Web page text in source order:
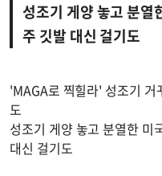
성조기 게양 놓고 분
주 깃발 대신 걸기도
'MAGA로 찍힐라' 성조기
도
성조기 게양 놓고 분열한
대신 걸기도